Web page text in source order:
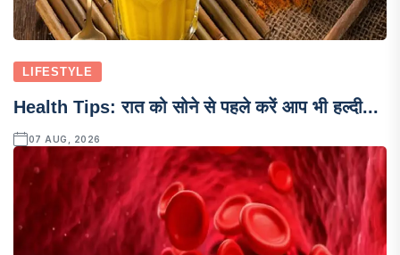
LIFESTYLE
Health Tips: रात को सोने से पहले करें आप भी हल्दी...
07 AUG, 2026